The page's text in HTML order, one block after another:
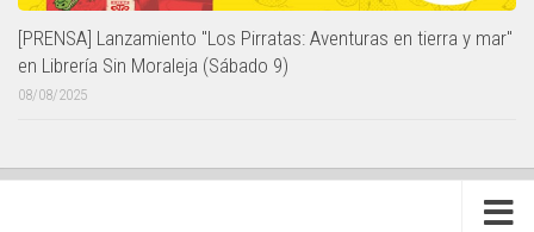
[PRENSA] Lanzamiento "Los Pirratas: Aventuras en tierra y mar"
en Librería Sin Moraleja (Sábado 9)
08/08/2025